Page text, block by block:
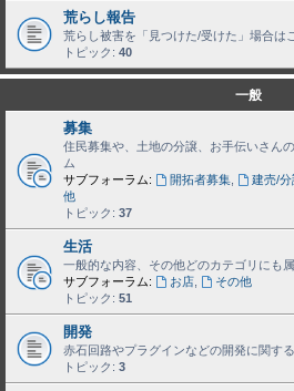
荒らし報告
荒らし被害を「見つけた/受けた」場合は
トピック: 40
一般
募集
住民募集や、土地の分譲、お手伝いさん
ム
サブフォーラム:
開拓者募集, 建売/分
他
トピック: 37
生活
一般的な内容、その他どのカテゴリにも
サブフォーラム:
お店,
その他
トピック: 51
開発
赤石回路やプラグインなどの開発に関す
トピック: 3